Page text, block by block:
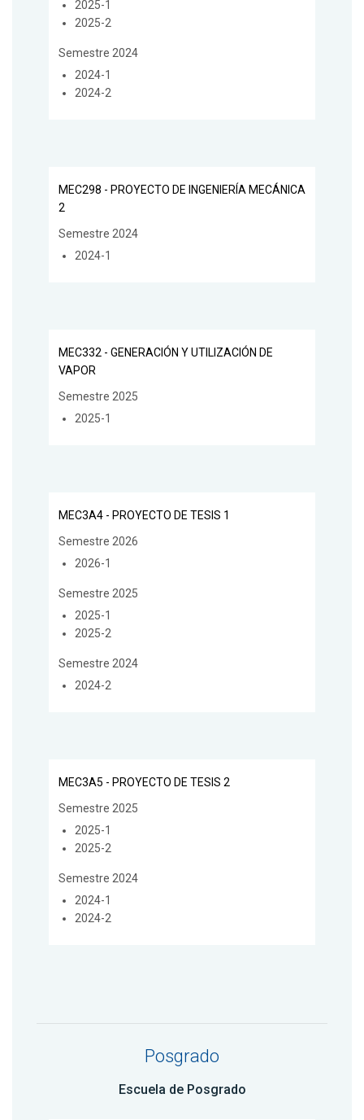
2025-1
2025-2
Semestre 2024
2024-1
2024-2
MEC298 - PROYECTO DE INGENIERÍA MECÁNICA
2
Semestre 2024
2024-1
MEC332 - GENERACIÓN Y UTILIZACIÓN DE
VAPOR
Semestre 2025
2025-1
MEC3A4 - PROYECTO DE TESIS 1
Semestre 2026
2026-1
Semestre 2025
2025-1
2025-2
Semestre 2024
2024-2
MEC3A5 - PROYECTO DE TESIS 2
Semestre 2025
2025-1
2025-2
Semestre 2024
2024-1
2024-2
Posgrado
Escuela de Posgrado